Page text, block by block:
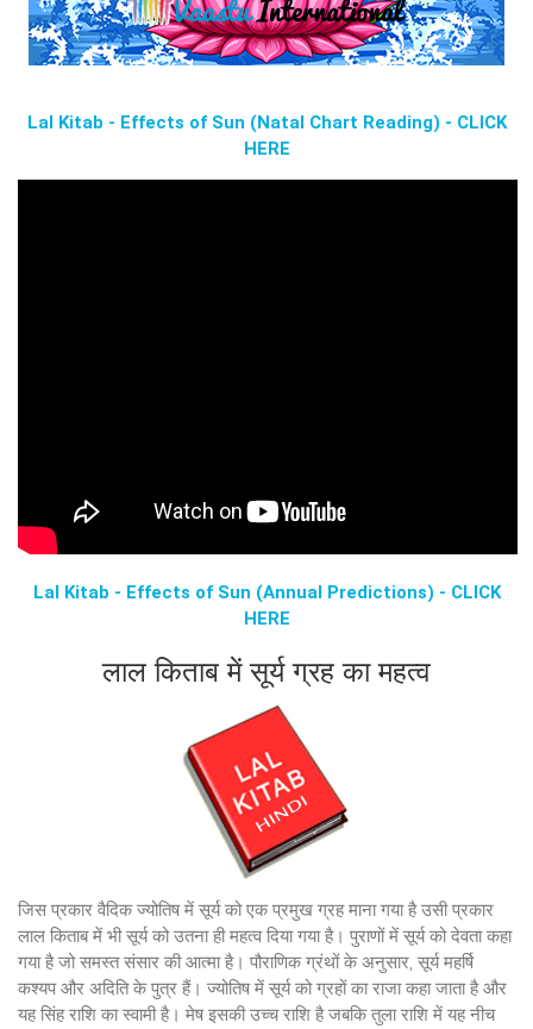
Lal Kitab - Effects of Sun (Natal Chart Reading) - CLICK
HERE
Lal Kitab - Effects of Sun (Annual Predictions) - CLICK
HERE
लाल किताब में सूर्य ग्रह का महत्व
जिस प्रकार वैदिक ज्योतिष में सूर्य को एक प्रमुख ग्रह माना गया है उसी प्रकार
लाल किताब में भी सूर्य को उतना ही महत्व दिया गया है। पुराणों में सूर्य को देवता कहा
गया है जो समस्त संसार की आत्मा है। पौराणिक ग्रंथों के अनुसार, सूर्य महर्षि
कश्यप और अदिति के पुत्र हैं। ज्योतिष में सूर्य को ग्रहों का राजा कहा जाता है और
यह सिंह राशि का स्वामी है। मेष इसकी उच्च राशि है जबकि तुला राशि में यह नीच